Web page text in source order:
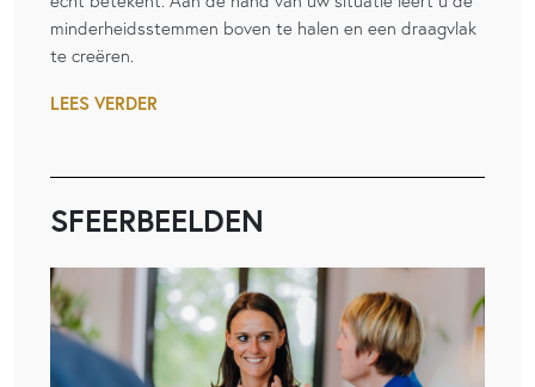
minderheidsstemmen boven te halen en een draagvlak
te creëren.
LEES VERDER
SFEERBEELDEN